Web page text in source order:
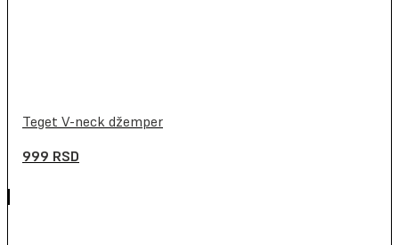
Teget V-neck džemper
999 RSD